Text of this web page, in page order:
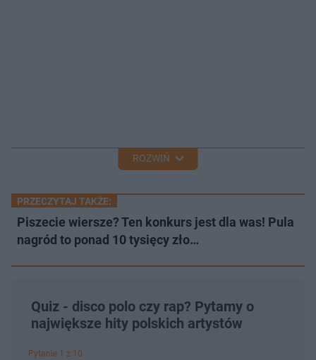
ROZWIŃ
PRZECZYTAJ TAKŻE:
Piszecie wiersze? Ten konkurs jest dla was! Pula
nagród to ponad 10 tysięcy zło…
Quiz - disco polo czy rap? Pytamy o
największe hity polskich artystów
Pytanie 1 z 10